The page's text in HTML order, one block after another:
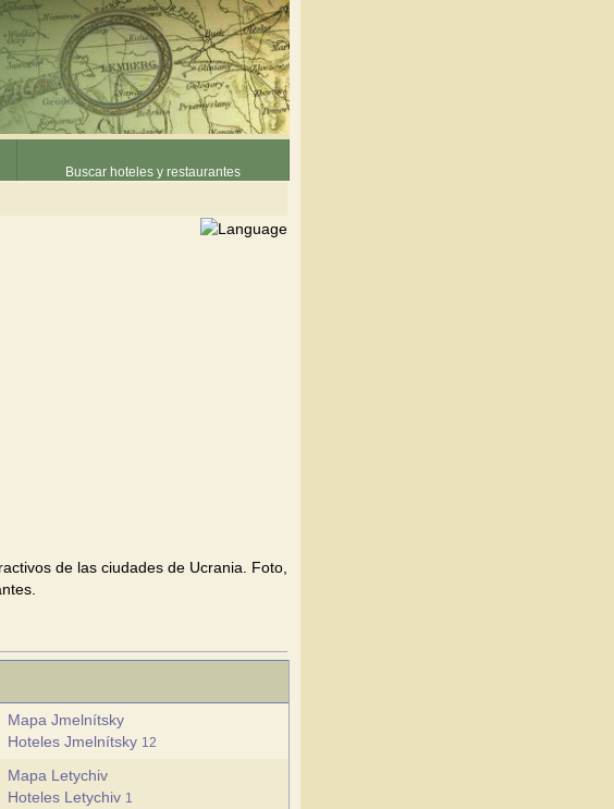
Buscar hoteles y restaurantes
de las ciudades de Ucrania. Foto,
Mapa Jmelnítsky
Hoteles Jmelnítsky 12
Mapa Letychiv
Hoteles Letychiv 1